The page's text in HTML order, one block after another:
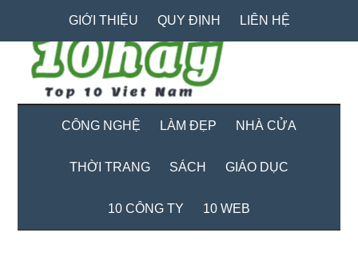
content
secondary
menu
primary
sidebar
GIỚI THIỆU QUY ĐỊNH LIÊN HỆ
CÔNG NGHỆ LÀM ĐẸP NHÀ CỬA
THỜI TRANG SÁCH GIÁO DỤC
10 CÔNG TY 10 WEB